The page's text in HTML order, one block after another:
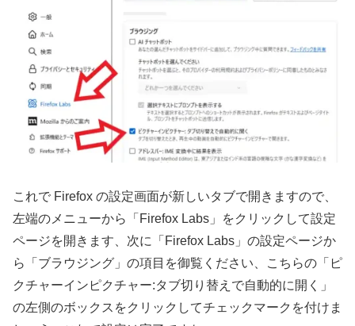
これで Firefox の設定画面が新しいタブで開きますので、
左端のメニューから「Firefox Labs」をクリックして設定
ページを開きます、次に「Firefox Labs」の設定ページか
ら「ブラウジング」の項目を御覧ください、こちらの「ピ
クチャーインピクチャー:タブ切り替えで自動的に開く」
の左側のボックスをクリックしてチェックマークを付けま